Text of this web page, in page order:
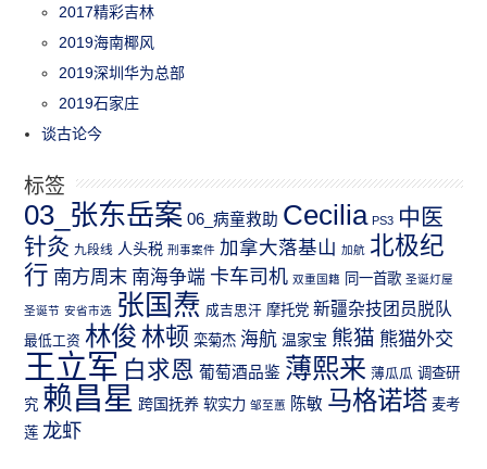
2017精彩吉林
2019海南椰风
2019深圳华为总部
2019石家庄
谈古论今
标签
03_张东岳案 06_病童救助 Cecilia PS3 中医
针灸 九段线 人头税 刑事案件 加拿大落基山 加航 北极纪
行 南方周末 南海争端 卡车司机 双重国籍 同一首歌 圣诞灯屋
圣诞节 安省市选 张国焘 成吉思汗 摩托党 新疆杂技团员脱队
最低工资 林俊 林顿 栾菊杰 海航 温家宝 熊猫 熊猫外交
王立军 白求恩 葡萄酒品鉴 薄熙来 薄瓜瓜 调查研
究 赖昌星 跨国抚养 软实力 邹至蕙 陈敏 马格诺塔 麦考
莲 龙虾